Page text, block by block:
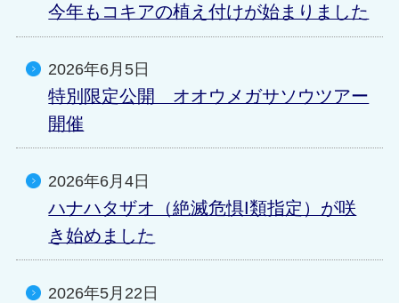
今年もコキアの植え付けが始まりました
2026年6月5日
特別限定公開 オオウメガサソウツアー
開催
2026年6月4日
ハナハタザオ（絶滅危惧I類指定）が咲
き始めました
2026年5月22日